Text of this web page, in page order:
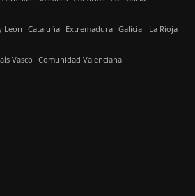
León Cataluña Extremadura Galicia La Rioja
Vasco Comunidad Valenciana